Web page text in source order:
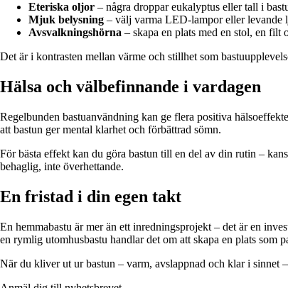
Eteriska oljor – några droppar eukalyptus eller tall i
Mjuk belysning – välj varma LED-lampor eller levande
Avsvalkningshörna – skapa en plats med en stol, en filt
Det är i kontrasten mellan värme och stillhet som
Hälsa och välbefinnande i vardagen
Regelbunden bastuanvändning kan ge flera positiva
att bastun ger mental klarhet och förbättrad sömn.
För bästa effekt kan du göra bastun till en del av din rutin –
behaglig, inte överhettande.
En fristad i din egen takt
En hemmabastu är mer än ett inredningsprojekt – det är en
en rymlig utomhusbastu handlar det om att skapa en plats som
När du kliver ut ur bastun – varm, avslappnad och klar i sinnet